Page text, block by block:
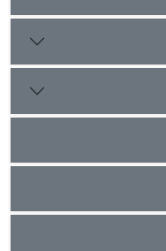
(44/4 درصد) و α-muurolene (22/4 درصد) بودند. ارزیابی
کل و فلاونوئید در گل
(8/81 و 5/3 میلی‌گرم بر گرم عصاره خشک) بیشتر از برگ (10/56
اندام گل پولک
بیشتر در ترکیبات
در زمینه اسانس‌گیری،